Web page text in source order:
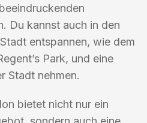
Du kannst auch in den
entspannen, wie dem
Park, und eine
Stadt nehmen.
bietet nicht nur ein